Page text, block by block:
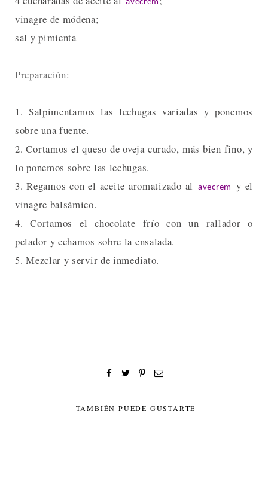
avecrem
vinagre de módena;
sal y pimienta
Preparación:
1. Salpimentamos las lechugas variadas y ponemos
sobre una fuente.
2. Cortamos el queso de oveja curado, más bien fino, y
lo ponemos sobre las lechugas.
3. Regamos con el aceite aromatizado alavecrem
y el
vinagre balsámico.
4. Cortamos el chocolate frío con un rallador o
pelador y echamos sobre la ensalada.
5. Mezclar y servir de inmediato.
TAMBIÉN PUEDE GUSTARTE